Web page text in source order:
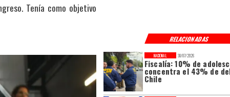
Tenía como objetivo
RELACIONADAS
30/07/2026
Fiscalía: 10% de
concentra el 43% de
Chile
NACIONAL